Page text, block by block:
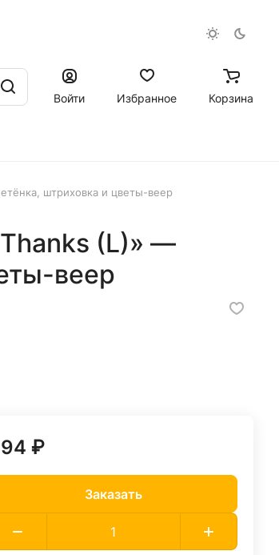
Войти
Избранное Корзина
штриховка и цветы-веер
(L)» —
веер
₽
Заказать